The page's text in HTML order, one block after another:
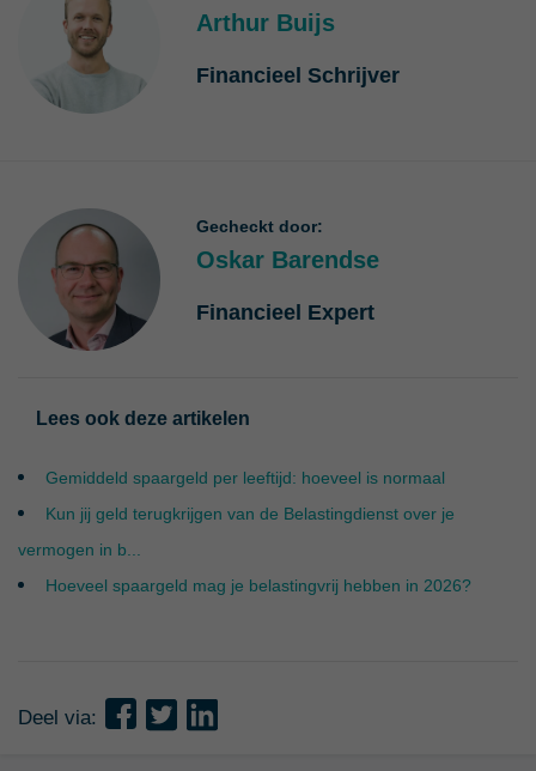
Arthur Buijs
Financieel Schrijver
Gecheckt door:
Oskar Barendse
Financieel Expert
Lees ook deze artikelen
Gemiddeld spaargeld per leeftijd: hoeveel is normaal
Kun jij geld terugkrijgen van de Belastingdienst over je
vermogen in b...
Hoeveel spaargeld mag je belastingvrij hebben in 2026?
Deel via: